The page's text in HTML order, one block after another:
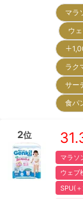
マラ
ウ
＋
ラク
サー
食パ
2位
マラソ
ウェブ
SPU(